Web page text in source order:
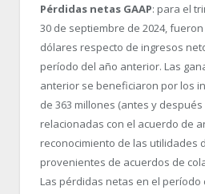
Pérdidas netas GAAP: para el
30 de septiembre de 2024,
dólares respecto de ingresos
período del año anterior. Las
anterior se beneficiaron por los
de 363 millones (antes y
relacionadas con el acuerdo de
reconocimiento de las utilidades
provenientes de acuerdos de
Las pérdidas netas en el